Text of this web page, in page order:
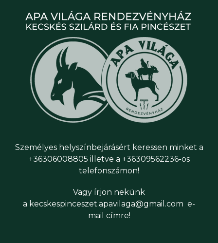
Személyes helyszínbejárásért keressen minket a
+36306008805 illetve a +36309562236-os
telefonszámon!
Vagy írjon nekünk
a kecskespinceszet.apavilaga@gmail.com e-
mail címre!